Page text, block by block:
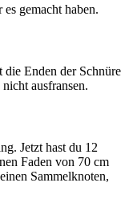
gemacht haben.
die Enden der Schnüre
ausfransen.
Jetzt hast du 12
Faden von 70 cm
Sammelknoten,